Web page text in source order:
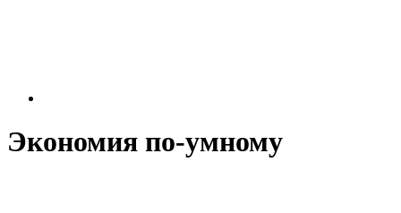
Экономия по-умному